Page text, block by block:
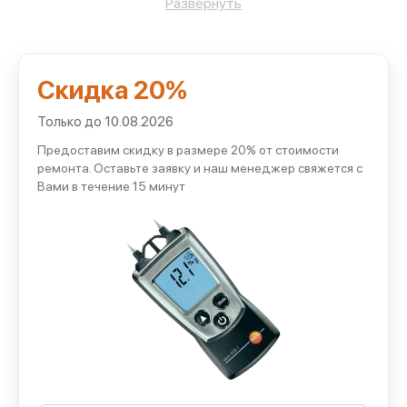
работоспособность и сокращаем период
комплектующие, соответствующие параметрам
конкретной модели;
поверки и калибровки согласно установленным
предоставляем гарантию на произведенные
операции и установленные детали;
принимаем технику в удобное время и
согласовываем подходящую продолжительность
Развернуть
Скидка 20%
Только до 10.08.2026
Предоставим скидку в размере 20% от стоимости
ремонта. Оставьте заявку и наш менеджер свяжется с
Вами в течение 15 минут